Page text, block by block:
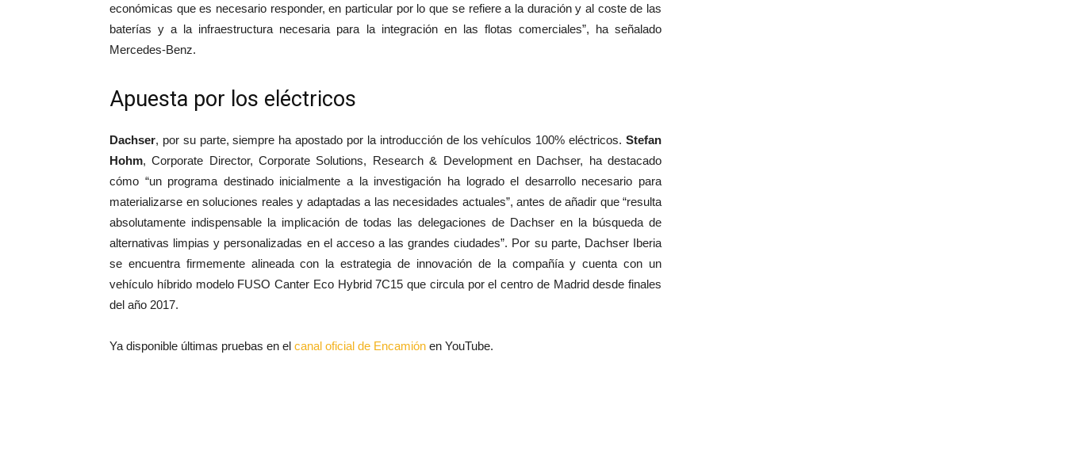
económicas que es necesario responder, en particular por lo que se refiere a la duración y al coste de las
baterías y a la infraestructura necesaria para la integración en las flotas comerciales”, ha señalado
Mercedes-Benz.
Apuesta por los eléctricos
Dachser, por su parte, siempre ha apostado por la introducción de los vehículos 100% eléctricos. Stefan
Hohm, Corporate Director, Corporate Solutions, Research & Development en Dachser, ha destacado
cómo “un programa destinado inicialmente a la investigación ha logrado el desarrollo necesario para
materializarse en soluciones reales y adaptadas a las necesidades actuales”, antes de añadir que “resulta
absolutamente indispensable la implicación de todas las delegaciones de Dachser en la búsqueda de
alternativas limpias y personalizadas en el acceso a las grandes ciudades”. Por su parte, Dachser Iberia
se encuentra firmemente alineada con la estrategia de innovación de la compañía y cuenta con un
vehículo híbrido modelo FUSO Canter Eco Hybrid 7C15 que circula por el centro de Madrid desde finales
del año 2017.
Ya disponible últimas pruebas en el canal oficial de Encamión en YouTube.